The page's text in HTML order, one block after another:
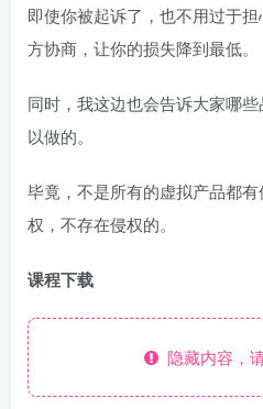
即使你被起诉了，也不用过于
方协商，让你的损失降到最低。
同时，我这边也会告诉大家哪
以做的。
毕竟，不是所有的虚拟产品都
权，不存在侵权的。
课程下载
隐藏内容，